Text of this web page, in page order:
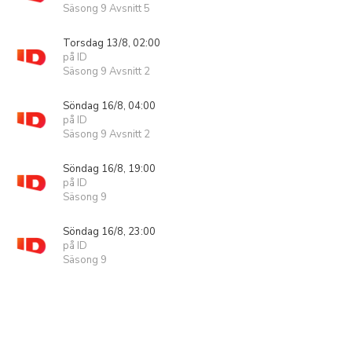
Säsong 9 Avsnitt 5
Torsdag 13/8, 02:00
på ID
Säsong 9 Avsnitt 2
Söndag 16/8, 04:00
på ID
Säsong 9 Avsnitt 2
Söndag 16/8, 19:00
på ID
Säsong 9
Söndag 16/8, 23:00
på ID
Säsong 9